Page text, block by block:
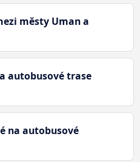
městy Uman a
autobusové trase
na autobusové